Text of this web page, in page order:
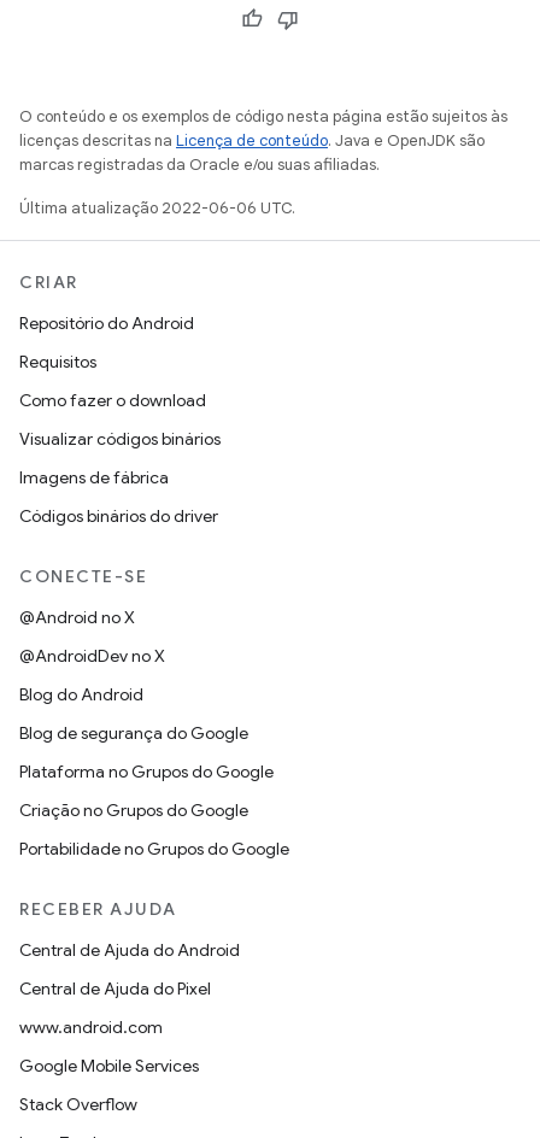
O conteúdo e os exemplos de código nesta página estão sujeitos às
licenças descritas na Licença de conteúdo. Java e OpenJDK são
marcas registradas da Oracle e/ou suas afiliadas.
Última atualização 2022-06-06 UTC.
CRIAR
Repositório do Android
Requisitos
Como fazer o download
Visualizar códigos binários
Imagens de fábrica
Códigos binários do driver
CONECTE-SE
@Android no X
@AndroidDev no X
Blog do Android
Blog de segurança do Google
Plataforma no Grupos do Google
Criação no Grupos do Google
Portabilidade no Grupos do Google
RECEBER AJUDA
Central de Ajuda do Android
Central de Ajuda do Pixel
www.android.com
Google Mobile Services
Stack Overflow